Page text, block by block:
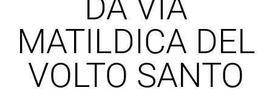
MATILDICA DEL
VOLTO SANTO